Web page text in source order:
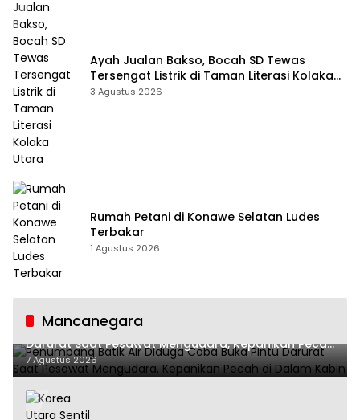
Ayah Jualan Bakso, Bocah SD Tewas
Tersengat Listrik di Taman Literasi Kolaka
Utara
3 Agustus 2026
Rumah Petani di Konawe Selatan Ludes
Terbakar
1 Agustus 2026
Mancanegara
Penumpang Batik Air Diduga Coba Buka Pintu
Darurat Saat Pesawat Mengudara, Kepanikan Pecah
di Dalam Kabin
7 Agustus 2026